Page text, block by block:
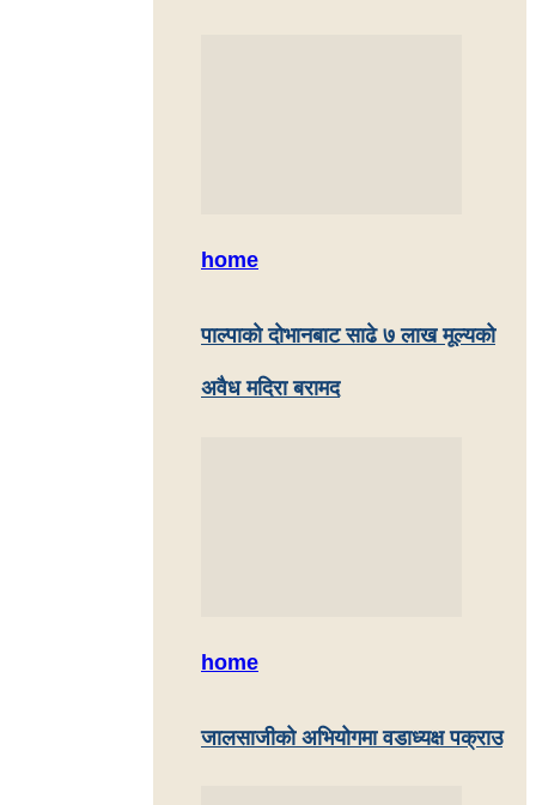
home
पाल्पाकाे दाेभानबाट साढे ७ लाख मूल्यको
अवैध मदिरा बरामद
home
जालसाजीको अभियोगमा वडाध्यक्ष पक्राउ